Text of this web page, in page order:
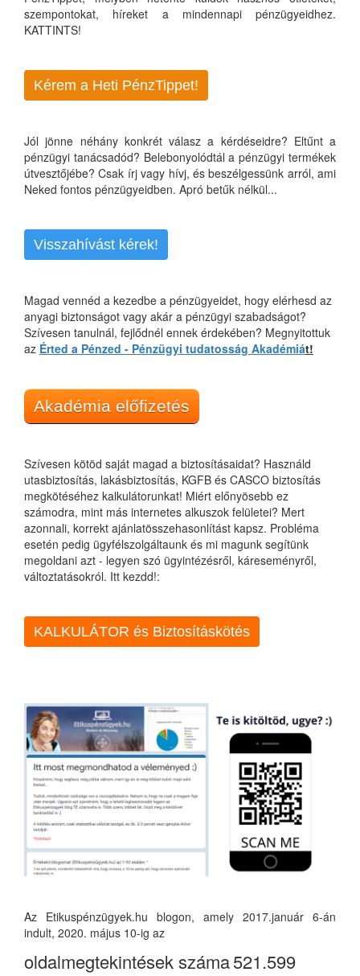
szempontokat, híreket a mindennapi pénzügyeidhez.
KATTINTS!
Kérem a Heti PénzTippet!
Jól jönne néhány konkrét válasz a kérdéseidre? Eltűnt a
pénzügyi tanácsadód? Belebonyolódtál a pénzügyi termékek
útvesztőjébe? Csak írj vagy hívj, és beszélgessünk arról, ami
Neked fontos pénzügyeidben. Apró betűk nélkül...
Visszahívást kérek!
Magad vennéd a kezedbe a pénzügyeidet, hogy elérhesd az
anyagi biztonságot vagy akár a pénzügyi szabadságot?
Szívesen tanulnál, fejlődnél ennek érdekében? Megnyitottuk
az Érted a Pénzed - Pénzügyi tudatosság Akadémiát!
Akadémia előfizetés
Szívesen kötöd saját magad a biztosításaidat? Használd
utasbiztosítás, lakásbiztosítás, KGFB és CASCO biztosítás
megkötéséhez kalkulátorunkat! Miért előnyösebb ez
számodra, mint más internetes alkuszok felületei? Mert
azonnali, korrekt ajánlatösszehasonlítást kapsz. Probléma
esetén pedig ügyfélszolgáltaunk és mi magunk segítünk
megoldani azt - legyen szó ügyintézésről, káreseményről,
változtatásokról. Itt kezdd!:
KALKULÁTOR és Biztosításkötés
Az Etikuspénzügyek.hu blogon, amely 2017.január 6-án
indult, 2020. május 10-ig az
oldalmegtekintések száma521.599